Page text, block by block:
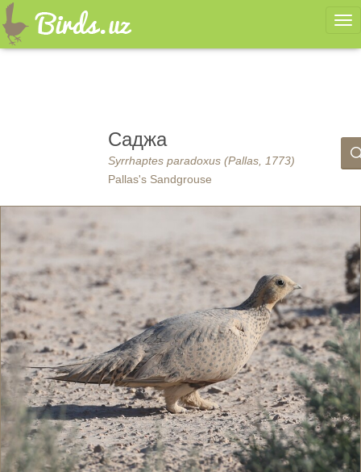
Саджа
Syrrhaptes paradoxus (Pallas, 1773)
Pallas's Sandgrouse